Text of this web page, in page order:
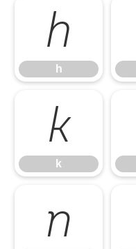
h
h
k
k
n